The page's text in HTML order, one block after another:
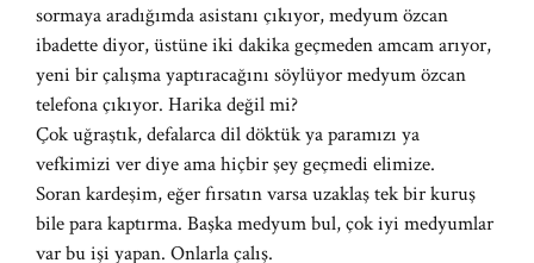
sormaya aradığımda asistanı çıkıyor, medyum özcan
ibadette diyor, üstüne iki dakika geçmeden amcam arıyor,
yeni bir çalışma yaptıracağını söylüyor medyum özcan
telefona çıkıyor. Harika değil mi?
Çok uğraştık, defalarca dil döktük ya paramızı ya
vefkimizi ver diye ama hiçbir şey geçmedi elimize.
Soran kardeşim, eğer fırsatın varsa uzaklaş tek bir kuruş
bile para kaptırma. Başka medyum bul, çok iyi medyumlar
var bu işi yapan. Onlarla çalış.